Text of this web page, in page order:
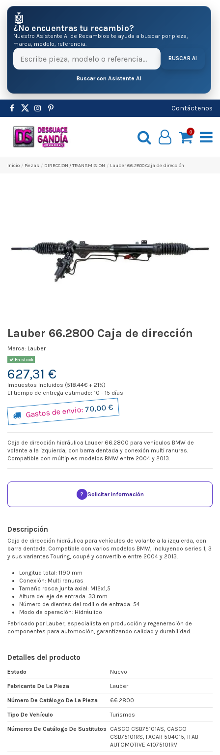
🤖
¿No encuentras tu recambio?
Nuestro Asistente AI de Recambios te ayuda a buscar por pieza,
marca, modelo, referencia.
BUSCAR AI
Buscar con Asistente AI
Contáctenos
0
Inicio Pіezas DIRECCION / TRANSMISION Lauber 66.2800 Caja de dirección
Lauber 66.2800 Caja de dirección
Marca: Lauber
En stock
627,31 €
Impuestos incluidos (518.44€ + 21%)
El tiempo de entrega estimado: 10 - 15 días
Gastos de envio:70,00 €
Caja de dirección hidráulica Lauber 66.2800 para vehículos BMW de
volante a la izquierda, con barra dentada y conexión multi ranuras.
Compatible con múltiples modelos BMW entre 2004 y 2013.
? Solicitar información
Descripción
Caja de dirección hidráulica para vehículos de volante a la izquierda, con
barra dentada. Compatible con varios modelos BMW, incluyendo series 1, 3
y sus variantes Touring, coupé y convertible entre 2004 y 2013.
Longitud total: 1190 mm
Conexión: Multi ranuras
Tamaño rosca junta axial: M12x1,5
Altura del eje de entrada: 33 mm
Número de dientes del rodillo de entrada: 54
Modo de operación: Hidráulico
Fabricado por Lauber, especialista en producción y regeneración de
componentes para automoción, garantizando calidad y durabilidad.
Detalles del producto
Estado Nuevo
Fabricante De La Pieza Lauber
Número De Catálogo De La Pieza 66.2800
Tipo De Vehículo Turismos
Números De Catálogo De Sustitutos
CASCO CSB75101AS, CASCO
CSB75101RS, FACAR 504015, ITAB
AUTOMOTIVE 41075101RV